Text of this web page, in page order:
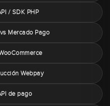
/ SDK PHP
Mercado Pago
Webpay
de pago